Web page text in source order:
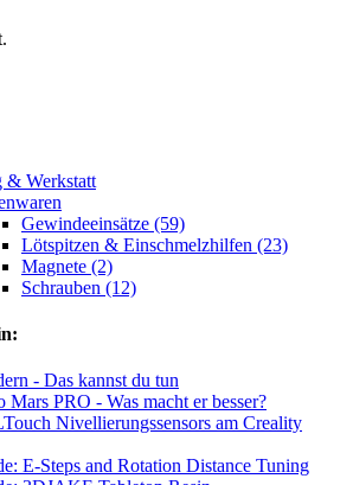
& Werkstatt
Gewindeeinsätze (59)
Lötspitzen & Einschmelzhilfen (23)
Magnete (2)
Schrauben (12)
- Das kannst du tun
Mars PRO - Was macht er besser?
Nivellierungssensors am Creality
E-Steps and Rotation Distance Tuning